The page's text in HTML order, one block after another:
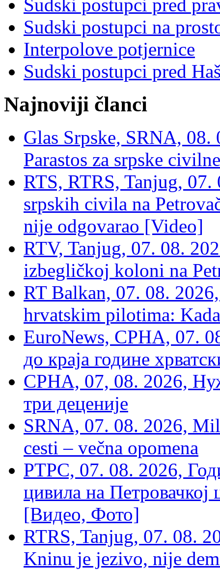
Sudski postupci pred
Sudski postupci na
Interpolove potjernice
Sudski postupci pred
Najnoviji članci
Glas Srpske, SRNA,
Parastos za srpske
RTS, RTRS, Tanjug,
srpskih civila na
nije odgovarao [Video]
RTV, Tanjug, 07. 08.
izbegličkoj koloni na
RT Balkan, 07. 08.
hrvatskim pilotima:
EuroNews, СРНА, 07.
до краја године
СРНА, 07, 08. 2026,
три деценије
SRNA, 07. 08. 2026,
cesti – večna opomena
РТРС, 07. 08. 2026,
цивила на Петровачкој
[Видео, Фото]
RTRS, Tanjug, 07. 08.
Kninu je jezivo, nije